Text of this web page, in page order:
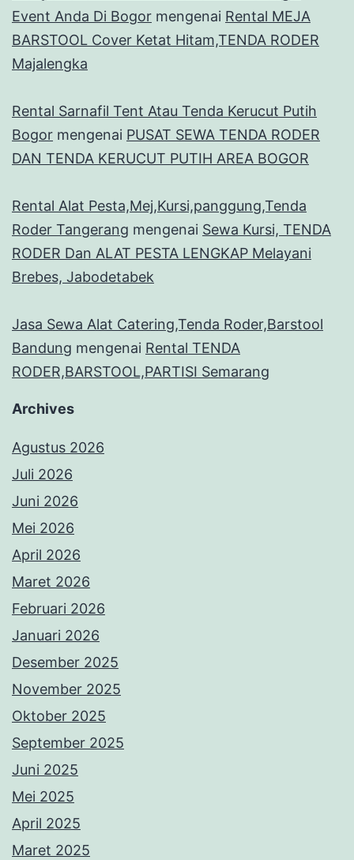
Event Anda Di Bogor mengenai Rental MEJA
BARSTOOL Cover Ketat Hitam,TENDA RODER
Majalengka
Rental Sarnafil Tent Atau Tenda Kerucut Putih
Bogor mengenai PUSAT SEWA TENDA RODER
DAN TENDA KERUCUT PUTIH AREA BOGOR
Rental Alat Pesta,Mej,Kursi,panggung,Tenda
Roder Tangerang mengenai Sewa Kursi, TENDA
RODER Dan ALAT PESTA LENGKAP Melayani
Brebes, Jabodetabek
Jasa Sewa Alat Catering,Tenda Roder,Barstool
Bandung mengenai Rental TENDA
RODER,BARSTOOL,PARTISI Semarang
Archives
Agustus 2026
Juli 2026
Juni 2026
Mei 2026
April 2026
Maret 2026
Februari 2026
Januari 2026
Desember 2025
November 2025
Oktober 2025
September 2025
Juni 2025
Mei 2025
April 2025
Maret 2025